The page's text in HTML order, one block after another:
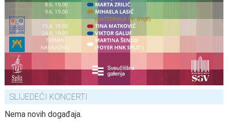
SLIJEDEĆI KONCERTI
Nema novih događaja.